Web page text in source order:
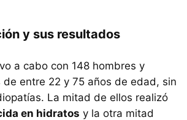
y sus resultados
a cabo con 148 hombres y
de entre 22 y 75 años de edad, sin
La mitad de ellos realizó
en hidratos y la otra mitad